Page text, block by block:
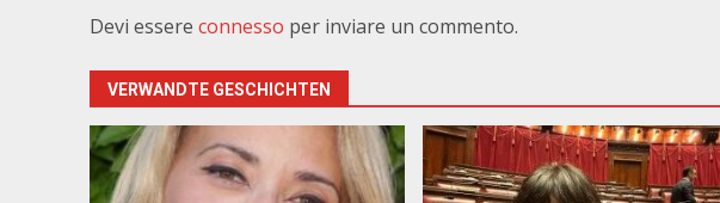
Devi essere connesso per inviare un commento.
VERWANDTE GESCHICHTEN